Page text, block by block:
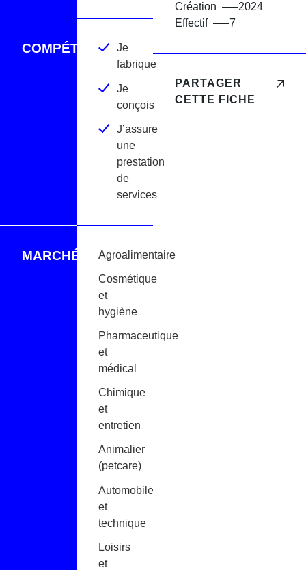
COMPÉTENCES
Je
fabrique
Je
conçois
J’assure
une
prestation
de
services
MARCHÉS Agroalimentaire
Cosmétique
et
hygiène
Pharmaceutique
et
médical
Chimique
et
entretien
Animalier
(petcare)
Automobile
et
technique
Loisirs
et
Création
2024
Effectif
7
PARTAGER
CETTE FICHE